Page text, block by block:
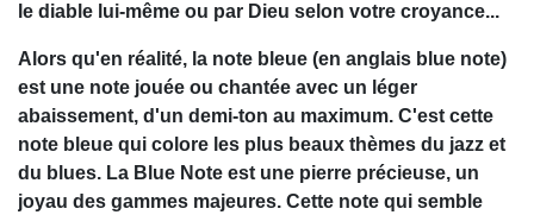
le diable lui-même ou par Dieu selon votre croyance...
Alors qu'en réalité, la note bleue (en anglais blue note)
est une note jouée ou chantée avec un léger
abaissement, d'un demi-ton au maximum. C'est cette
note bleue qui colore les plus beaux thèmes du jazz et
du blues. La Blue Note est une pierre précieuse, un
joyau des gammes majeures. Cette note qui semble